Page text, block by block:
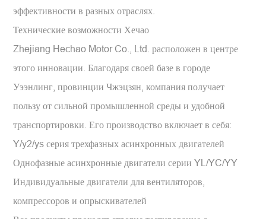
эффективности в разных отраслях.
Технические возможности Хечао
Zhejiang Hechao Motor Co., Ltd. расположен в центре
этого инновации. Благодаря своей базе в городе
Уээнлинг, провинции Чжэцзян, компания получает
пользу от сильной промышленной среды и удобной
транспортировки. Его производство включает в себя:
Y/y2/ys серия трехфазных асинхронных двигателей
Однофазные асинхронные двигатели серии YL/YC/YY
Индивидуальные двигатели для вентиляторов,
компрессоров и опрыскивателей